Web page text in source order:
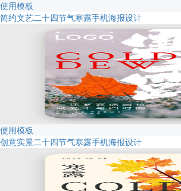
使用模板
简约文艺二十四节气寒露手机海报设计
使用模板
创意实景二十四节气寒露手机海报设计